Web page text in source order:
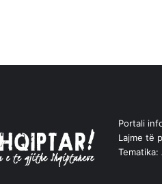
Portali
Lajme të